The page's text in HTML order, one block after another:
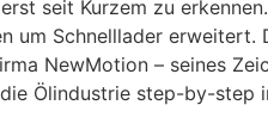
seit Kurzem zu
um Schnelllader
NewMotion – seines
Ölindustrie step-by-step